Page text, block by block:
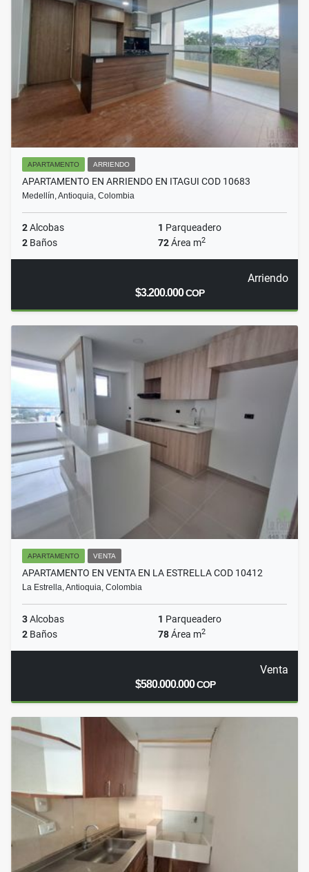
APARTAMENTO ARRIENDO
APARTAMENTO EN ARRIENDO EN ITAGUI COD 10683
Medellín, Antioquia, Colombia
2Alcobas 1 Parqueadero
2 Baños 72Área m2
Arriendo
$3.200.000COP
APARTAMENTO VENTA
APARTAMENTO EN VENTA EN LA ESTRELLA COD 10412
La Estrella, Antioquia, Colombia
3Alcobas 1 Parqueadero
2 Baños 78Área m2
Venta
$580.000.000COP